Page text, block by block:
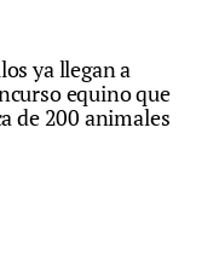
ya llegan a
equino que
de 200 animales